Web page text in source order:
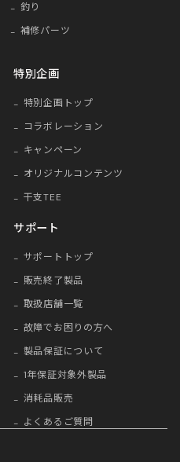
釣り
補修パーツ
特別企画
特別企画トップ
コラボレーション
キャンペーン
オリジナルコンテンツ
干支TEE
サポート
サポートトップ
販売終了製品
取扱店舗一覧
故障でお困りの方へ
製品保証について
1年保証対象外製品
消耗品販売
よくあるご質問